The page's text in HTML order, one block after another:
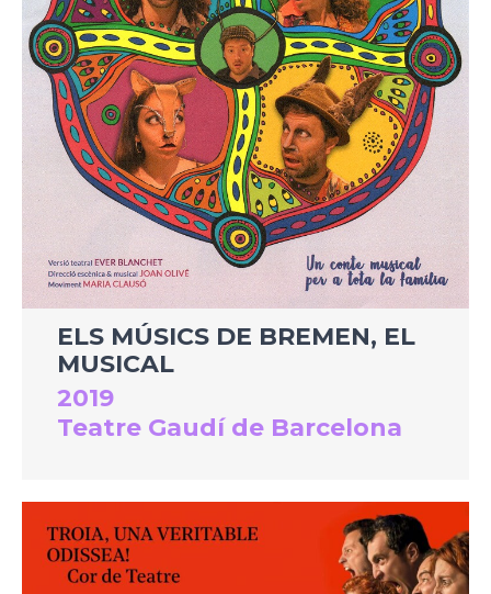
ELS MÚSICS DE BREMEN, EL
MUSICAL
2019
Teatre Gaudí de Barcelona